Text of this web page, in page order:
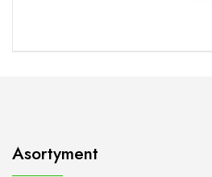
Asortyment